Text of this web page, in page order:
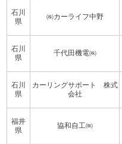
石川
県
㈱カーライフ中野
石川
県
千代田機電㈱
石川
県
カーリングサポート 株式
会社
福井
県
協和自工㈱